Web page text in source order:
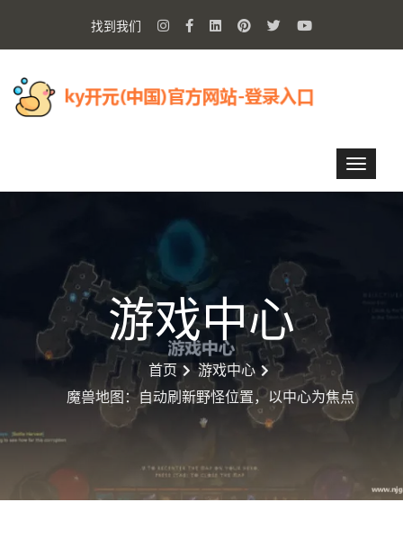
找到我们
游戏中心
首页
游戏中心
魔兽地图：自动刷新野怪位置，以中心为焦点